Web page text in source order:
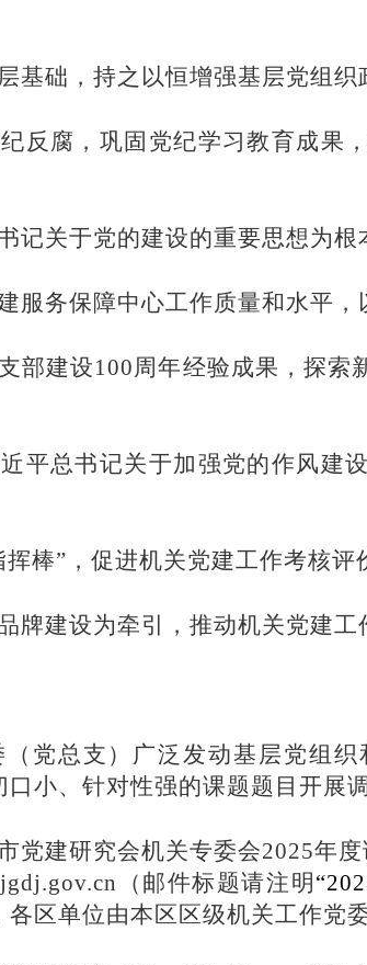
基础，持之以恒增强基层党组
反腐，巩固党纪学习教育成果
记关于党的建设的重要思想为
服务保障中心工作质量和水平
部建设100周年经验成果，探索
平总书记关于加强党的作风建
挥棒”，促进机关党建工作考核
牌建设为牵引，推动机关党建工
党总支） 广泛发动基层党组织
口小、针对性强的课题题目 开展
党建研究会机关专委会2025年
（邮件标题请注明 “202
区单位由本区区级机关工作党